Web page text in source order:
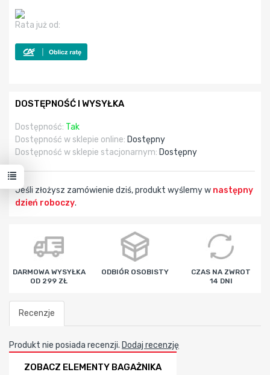
Rata już od:
DOSTĘPNOŚĆ I WYSYŁKA
Dostępność: Tak
Dostępność w sklepie online: Dostępny
Dostępność w sklepie stacjonarnym: Dostępny
Jeśli złożysz zamówienie dziś, produkt wyślemy w następny
dzień roboczy.
godz min
DARMOWA WYSYŁKA
OD 299 ZŁ
ODBIÓR OSOBISTY
CZAS NA ZWROT
14 DNI
Recenzje
Produkt nie posiada recenzji. Dodaj recenzję
ZOBACZ ELEMENTY BAGAŻNIKA